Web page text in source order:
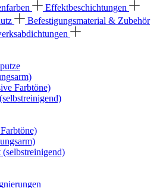
Effektbeschichtungen
Befestigungsmaterial & Zubehör
Farbtöne)